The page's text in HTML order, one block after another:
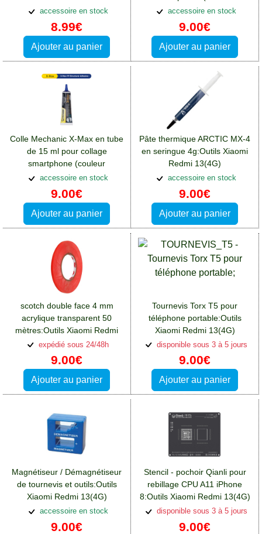
13(4G)
accessoire en stock
8.99€
Ajouter au panier
transparente):Outils Xiaomi
Redmi 13(4G)
accessoire en stock
9.00€
Ajouter au panier
Colle Mechanic X-Max en tube
de 15 ml pour collage
smartphone (couleur
noire):Outils Xiaomi Redmi
13(4G)
accessoire en stock
9.00€
Ajouter au panier
Pâte thermique ARCTIC MX-4
en seringue 4g:Outils Xiaomi
Redmi 13(4G)
accessoire en stock
9.00€
Ajouter au panier
scotch double face 4 mm
acrylique transparent 50
mètres:Outils Xiaomi Redmi
13(4G)
expédié sous 24/48h
9.00€
Ajouter au panier
Tournevis Torx T5 pour
téléphone portable:Outils
Xiaomi Redmi 13(4G)
disponible sous 3 à 5 jours
9.00€
Ajouter au panier
Magnétiseur / Démagnétiseur
de tournevis et outils:Outils
Xiaomi Redmi 13(4G)
accessoire en stock
9.00€
Stencil - pochoir Qianli pour
rebillage CPU A11 iPhone
8:Outils Xiaomi Redmi 13(4G)
disponible sous 3 à 5 jours
9.00€